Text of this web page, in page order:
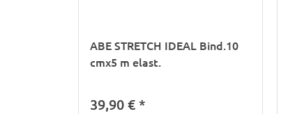
ABE STRETCH IDEAL Bind.10
cmx5 m elast.
39,90 €*